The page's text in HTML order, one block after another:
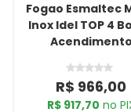
Fogao Esmaltec
Inox Idel TOP 4
Acendimento
Branco
R$ 966,00
R$ 917,70 no